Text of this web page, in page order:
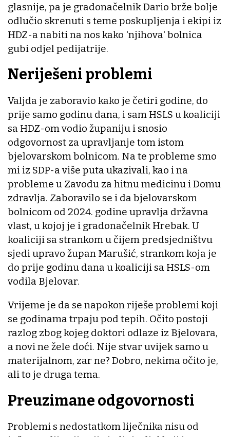
glasnije, pa je gradonačelnik Dario brže bolje
odlučio skrenuti s teme poskupljenja i ekipi iz
HDZ-a nabiti na nos kako 'njihova' bolnica
gubi odjel pedijatrije.
Neriješeni problemi
Valjda je zaboravio kako je četiri godine, do
prije samo godinu dana, i sam HSLS u koaliciji
sa HDZ-om vodio županiju i snosio
odgovornost za upravljanje tom istom
bjelovarskom bolnicom. Na te probleme smo
mi iz SDP-a više puta ukazivali, kao i na
probleme u Zavodu za hitnu medicinu i Domu
zdravlja. Zaboravilo se i da bjelovarskom
bolnicom od 2024. godine upravlja državna
vlast, u kojoj je i gradonačelnik Hrebak. U
koaliciji sa strankom u čijem predsjedništvu
sjedi upravo župan Marušić, strankom koja je
do prije godinu dana u koaliciji sa HSLS-om
vodila Bjelovar.
Vrijeme je da se napokon riješe problemi koji
se godinama trpaju pod tepih. Očito postoji
razlog zbog kojeg doktori odlaze iz Bjelovara,
a novi ne žele doći. Nije stvar uvijek samo u
materijalnom, zar ne? Dobro, nekima očito je,
ali to je druga tema.
Preuzimane odgovornosti
Problemi s nedostatkom liječnika nisu od